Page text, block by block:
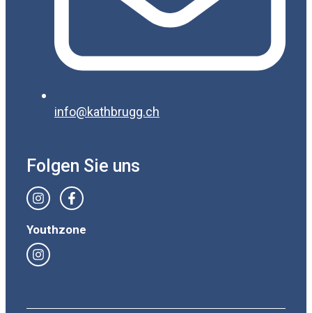
info@kathbrugg.ch
Folgen Sie uns
Youthzone